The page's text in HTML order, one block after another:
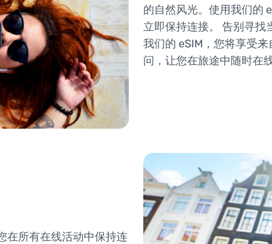
的自然风光。使用我们的
立即保持连接。 告别寻找
我们的 eSIM，您将享受
问，让您在旅途中随时在
在所有在线活动中保持连